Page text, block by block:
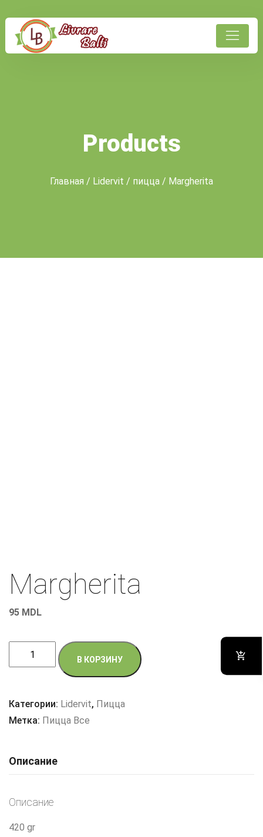
Products
Главная / Lidervit / пицца / Margherita
Margherita
95 MDL
Количество
товара
В КОРЗИНУ
Категории: Lidervit, Пицца
Метка: Пицца Все
Описание
Описание
420 gr